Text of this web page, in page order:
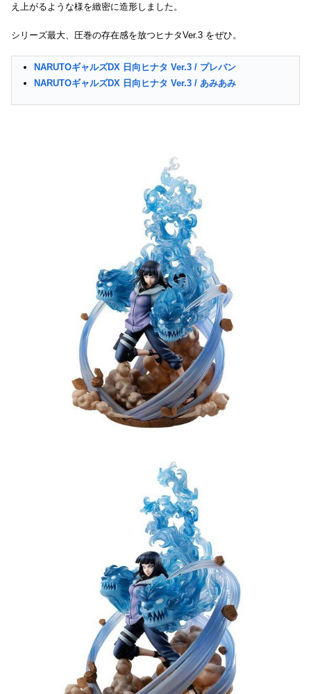
え上がるような様を緻密に造形しました。
シリーズ最大、圧巻の存在感を放つヒナタVer.3 をぜひ。
NARUTOギャルズDX 日向ヒナタ Ver.3 / プレバン
NARUTOギャルズDX 日向ヒナタ Ver.3 / あみあみ